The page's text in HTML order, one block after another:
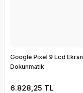
Google Pixel 9 Lcd Ekran
Dokunmatik
6.828,25 TL